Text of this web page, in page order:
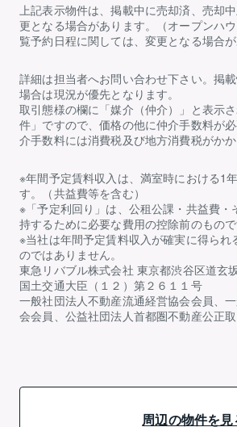
上記表示物件は、掲載中に売却済、売却
更となる場合があります。（オープンハ
覧予約日程に関しては、変更となる場合が
詳細は担当者へお問い合わせ下さい。掲
場合は現況が優先となります。
取引態様の欄に「媒介（仲介）」と表示
件」ですので、価格の他に仲介手数料が
介手数料には消費税及び地方消費税がかか
※年間予定賃料収入は、満室時における1
す。（共益費等を含む）
※「予定利回り」は、公租公課・共益費・
持するために必要な費用の控除前のもので
※当社は年間予定賃料収入が確実に得られ
のではありません。
東急リバブル株式会社 東京都渋谷区道玄
国土交通大臣（１２）第２６１１号
一般社団法人不動産流通経営協会会員、
会会員、公益社団法人首都圏不動産公正
周辺の物件を見